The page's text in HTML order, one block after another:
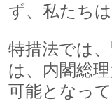
ず、私たち
特措法では
は、内閣総
可能となっ